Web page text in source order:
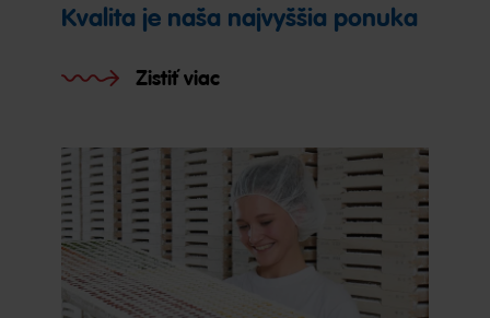
Kvalita je naša najvyššia ponuka
Zistiť viac